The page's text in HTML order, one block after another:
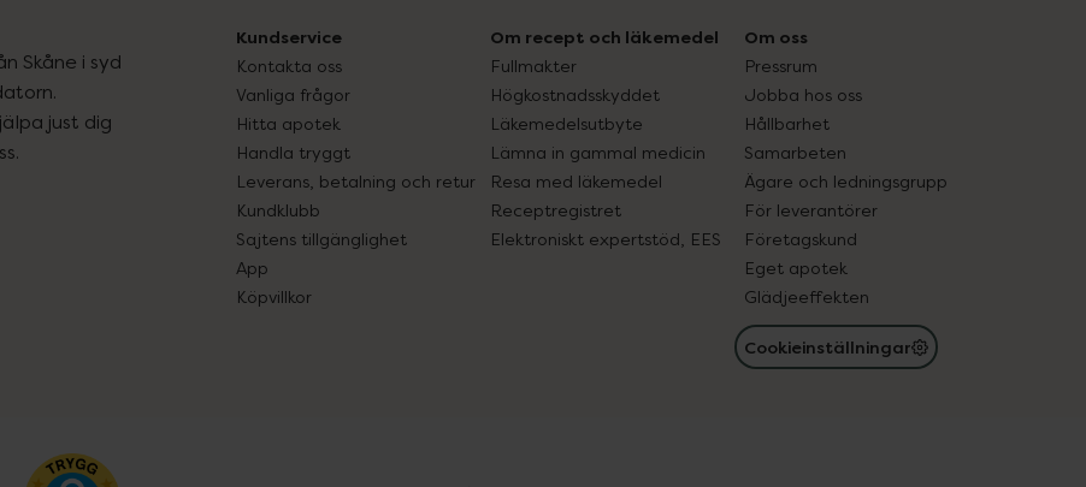
Skåne i syd
just dig
Kundservice
Kontakta oss
Vanliga frågor
Hitta apotek
Handla tryggt
Leverans, betalning och retur
Kundklubb
Sajtens tillgänglighet
App
Köpvillkor
Om recept och läkemedel
Fullmakter
Högkostnadsskyddet
Läkemedelsutbyte
Lämna in gammal medicin
Resa med läkemedel
Receptregistret
Elektroniskt expertstöd, EES
Om oss
Pressrum
Jobba hos oss
Hållbarhet
Samarbeten
Ägare och ledningsgrupp
För leverantörer
Företagskund
Eget apotek
Glädjeeffekten
Cookieinställningar